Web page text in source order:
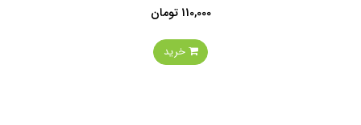
110,000 تومان
خرید